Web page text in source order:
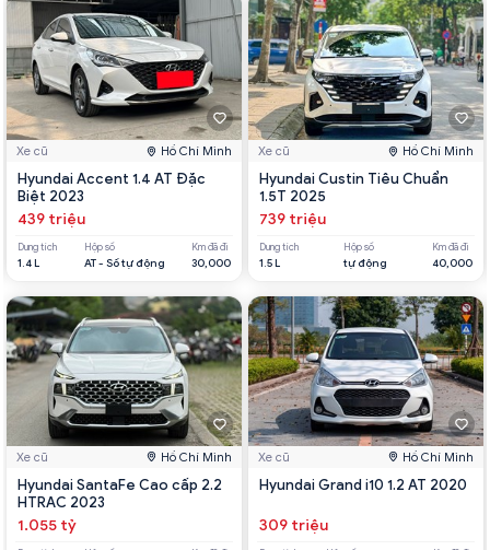
Xe cũ Hồ Chí Minh
Hyundai Accent 1.4 AT Đặc
Biệt 2023
439 triệu
Dung tích
1.4 L
Hộp số
AT - Số tự động
Km đã đi
30,000
Xe cũ Hồ Chí Minh
Hyundai SantaFe Cao cấp 2.2
HTRAC 2023
1.055 tỷ
Xe cũ Hồ Chí Minh
Hyundai Custin Tiêu Chuẩn
1.5T 2025
739 triệu
Dung tích
1.5 L
Hộp số
tự động
Km đã đi
40,000
Xe cũ Hồ Chí Minh
Hyundai Grand i10 1.2 AT 2020
309 triệu